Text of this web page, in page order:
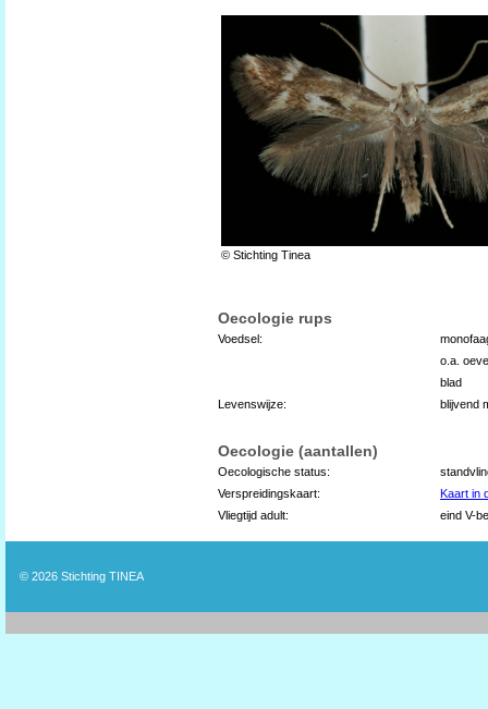
© Stichting Tinea
Oecologie rups
Voedsel:
o.a.
blad
Levenswijze:
blijvend
Oecologie (aantallen)
Oecologische status:
Verspreidingskaart:
Kaart in
Vliegtijd adult:
eind V-
© 2026 Stichting TINEA